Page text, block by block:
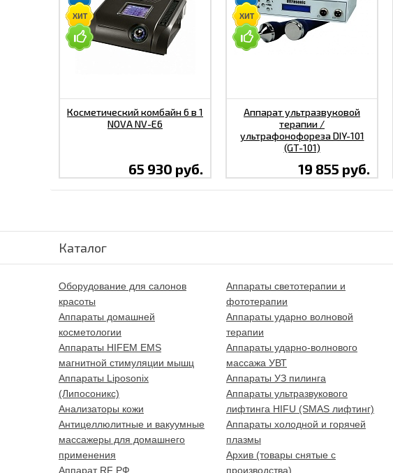
Косметический комбайн 6 в 1
NOVA NV-E6
65 930 руб.
Аппарат ультразвуковой
терапии /
ультрафонофореза DIY-101
(GT-101)
19 855 руб.
Каталог
Оборудование для салонов
красоты
Аппараты домашней
косметологии
Аппараты HIFEM EMS
магнитной стимуляции мышц
Аппараты Liposonix
(Липосоникс)
Анализаторы кожи
Антицеллюлитные и вакуумные
массажеры для домашнего
применения
Аппарат RF РФ
Аппараты светотерапии и
фототерапии
Аппараты ударно волновой
терапии
Аппараты ударно-волнового
массажа УВТ
Аппараты УЗ пилинга
Аппараты ультразвукового
лифтинга HIFU (SMAS лифтинг)
Аппараты холодной и горячей
плазмы
Архив (товары снятые с
производства)